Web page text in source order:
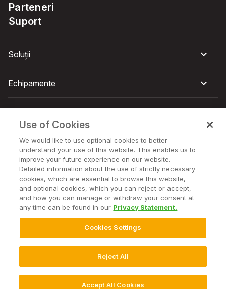
Parteneri
Suport
Soluții
Echipamente
Companie
© 2026 Climate LLC. Toate drepturile rezervate.
Politica de confidențialitate
Politica de confidențialitate – Întrebări frecvente
Despre noi
Divulgarea, notificarea și consimțământul privind modulele
Contract privind accesul la date
Declarația deținătorului de date conform Legii privind
Setări cookie-uri
Use of Cookies
We would like to use optional cookies to better
understand your use of this website. This enables us to
improve your future experience on our website.
Detailed information about the use of strictly necessary
cookies, which are essential to browse this website,
and optional cookies, which you can reject or accept,
and how you can manage or withdraw your consent at
any time can be found in our Privacy Statement.
Cookies Settings
Reject All
Accept All Cookies